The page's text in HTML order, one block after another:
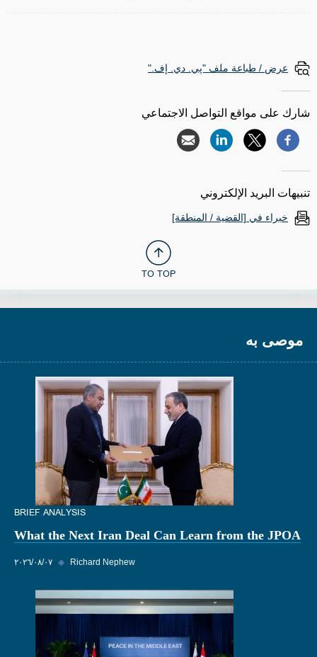
عرض / طباعة ملف "پي. دي. إف."
شارك على مواقع التواصل الاجتماعي
تنبيهات البريد الإلكتروني
خبراء في [القضية / المنطقة]
TO TOP
موصى به
BRIEF ANALYSIS
What the Next Iran Deal Can Learn from the JPOA
٠٧‏/٠٨‏/٢٠٢٦ ◆ Richard Nephew